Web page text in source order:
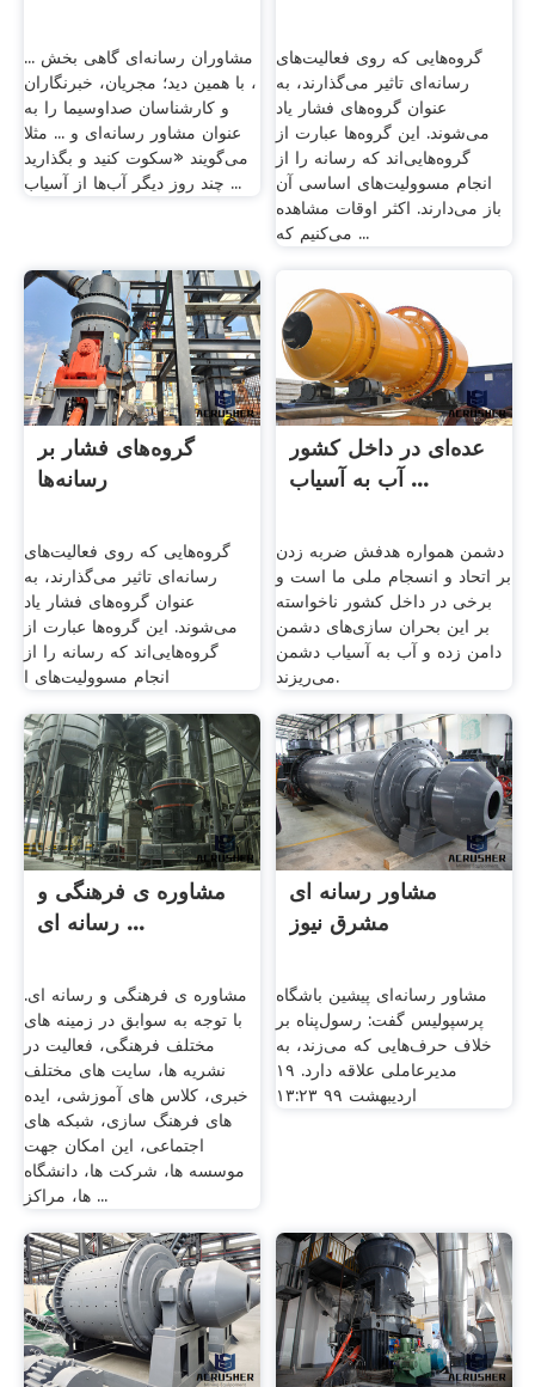
مشاوران رسانه‌ای گاهی بخش ...
، با همین دید؛ مجریان، خبرنگاران
و کارشناسان صداوسیما را به
عنوان مشاور رسانه‌ای و ... مثلا
می‌گویند «سکوت کنید و بگذارید
چند روز دیگر آب‌ها از آسیاب ...
گروه‌هایی که روی فعالیت‌های
رسانه‌ای تاثیر می‌گذارند، به
عنوان گروه‌های فشار یاد
می‌شوند. این گروه‌ها عبارت از
گروه‌هایی‌اند که رسانه را از
انجام مسوولیت‌های اساسی آن
باز می‌دارند. اکثر اوقات مشاهده
می‌کنیم که ...
گروه‌های فشار بر
رسانه‌ها
گروه‌هایی که روی فعالیت‌های
رسانه‌ای تاثیر می‌گذارند، به
عنوان گروه‌های فشار یاد
می‌شوند. این گروه‌ها عبارت از
گروه‌هایی‌اند که رسانه را از
انجام مسوولیت‌های ا
عده‌ای در داخل کشور
آب به آسیاب ...
دشمن همواره هدفش ضربه زدن
بر اتحاد و انسجام ملی ما است و
برخی‌ در داخل کشور ناخواسته
بر این بحران سازی‌های دشمن
دامن زده و آب به آسیاب دشمن
می‌ریزند.
مشاوره ی فرهنگی و
رسانه ای ...
مشاوره ی فرهنگی و رسانه ای.
با توجه به سوابق در زمینه های
مختلف فرهنگی، فعالیت در
نشریه ها، سایت های مختلف
خبری، کلاس های آموزشی، ایده
های فرهنگ سازی، شبکه های
اجتماعی، این امکان جهت
موسسه ها، شرکت ها، دانشگاه
ها، مراکز ...
مشاور رسانه ای
مشرق نیوز
مشاور رسانه‌ای پیشین باشگاه
پرسپولیس گفت: رسول‌پناه بر
خلاف حرف‌هایی که می‌زند، به
مدیرعاملی علاقه دارد. ۱۹
اردیبهشت ۹۹ ۱۳:۲۳